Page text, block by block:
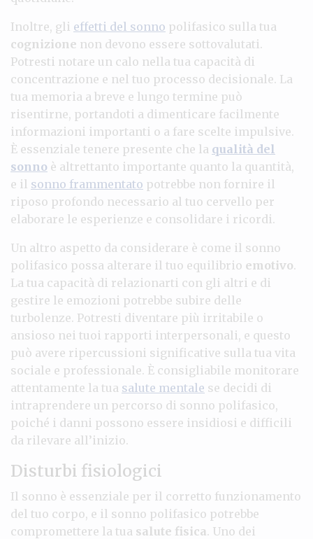
Inoltre, gli effetti del sonno polifasico sulla tua
cognizione non devono essere sottovalutati.
Potresti notare un calo nella tua capacità di
concentrazione e nel tuo processo decisionale. La
tua memoria a breve e lungo termine può
risentirne, portandoti a dimenticare facilmente
informazioni importanti o a fare scelte impulsive.
È essenziale tenere presente che la qualità del
sonno è altrettanto importante quanto la quantità,
e il sonno frammentato potrebbe non fornire il
riposo profondo necessario al tuo cervello per
elaborare le esperienze e consolidare i ricordi.
Un altro aspetto da considerare è come il sonno
polifasico possa alterare il tuo equilibrio emotivo.
La tua capacità di relazionarti con gli altri e di
gestire le emozioni potrebbe subire delle
turbolenze. Potresti diventare più irritabile o
ansioso nei tuoi rapporti interpersonali, e questo
può avere ripercussioni significative sulla tua vita
sociale e professionale. È consigliabile monitorare
attentamente la tua salute mentale se decidi di
intraprendere un percorso di sonno polifasico,
poiché i danni possono essere insidiosi e difficili
da rilevare all’inizio.
Disturbi fisiologici
Il sonno è essenziale per il corretto funzionamento
del tuo corpo, e il sonno polifasico potrebbe
compromettere la tua salute fisica. Uno dei